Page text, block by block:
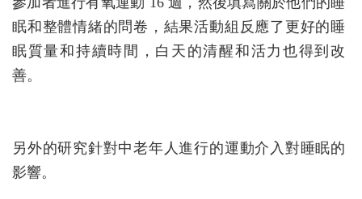
眠和整體情緒的問卷，結果活動組反應了更好的睡
眠質量和持續時間，白天的清醒和活力也得到改
善。
另外的研究針對中老年人進行的運動介入對睡眠的
影響。